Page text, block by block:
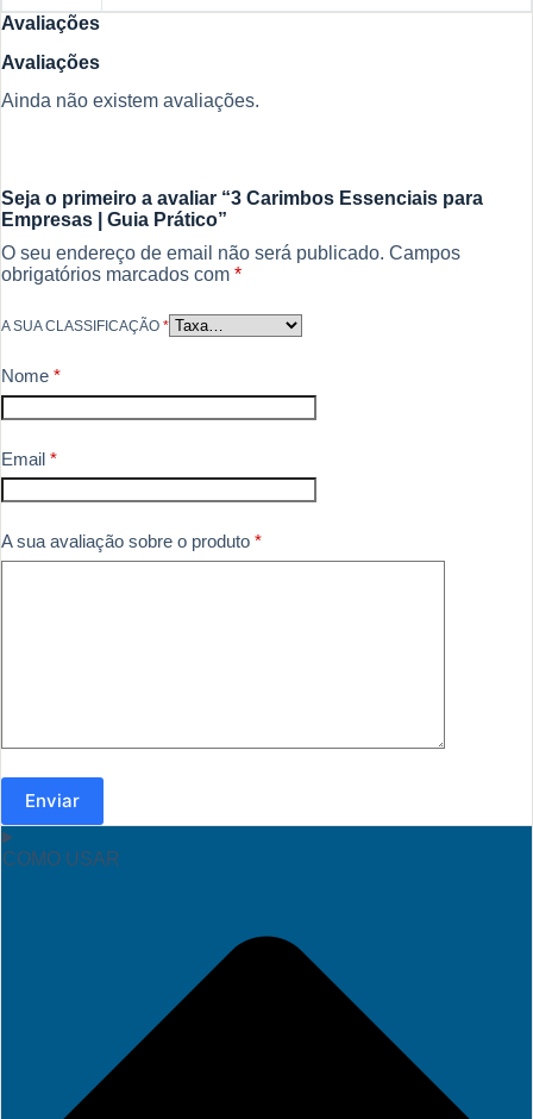
Avaliações
Avaliações
Ainda não existem avaliações.
Seja o primeiro a avaliar “3 Carimbos Essenciais para
Empresas | Guia Prático”
O seu endereço de email não será publicado. Campos
obrigatórios marcados com *
A SUA CLASSIFICAÇÃO *
Nome *
Email *
A sua avaliação sobre o produto *
Enviar
COMO USAR